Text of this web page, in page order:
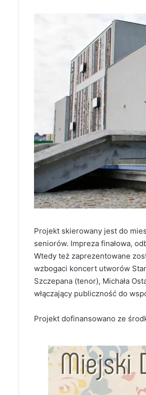
Projekt skierowany jest do
seniorów. Impreza finałowa,
Wtedy też zaprezentowane
wzbogaci koncert utworów
Szczepana (tenor), Michała
włączający publiczność do
Projekt dofinansowano ze